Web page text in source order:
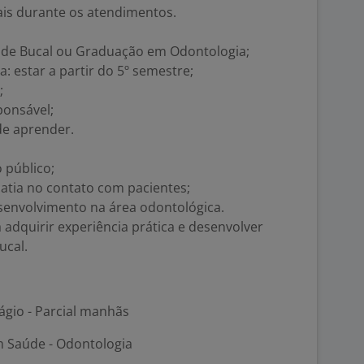
durante os atendimentos.
Bucal ou Graduação em Odontologia;
estar a partir do 5º semestre;
aprender.
público;
no contato com pacientes;
na área odontológica.
experiência prática e desenvolver
- Parcial manhãs
Saúde - Odontologia